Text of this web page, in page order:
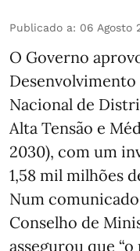
Publicado a: 06 Agosto
O Governo
Nacional de
Alta Tensão e
2030), com um
1,58 mil milhões
Num
Conselho de
assegurou que